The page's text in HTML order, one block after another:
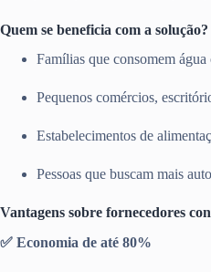
Quem se beneficia com a solução?
Famílias que consomem
Pequenos comércios,
Estabelecimentos de
Pessoas que buscam mais
Vantagens sobre fornecedores
✅ Economia de até 80%